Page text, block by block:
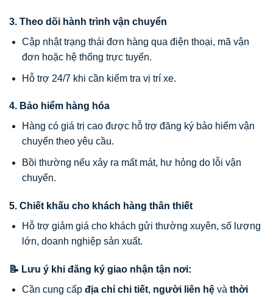
3. Theo dõi hành trình vận chuyển
Cập nhật trạng thái đơn hàng qua điện thoại, mã vận
đơn hoặc hệ thống trực tuyến.
Hỗ trợ 24/7 khi cần kiểm tra vị trí xe.
4. Bảo hiểm hàng hóa
Hàng có giá trị cao được hỗ trợ đăng ký bảo hiểm vận
chuyển theo yêu cầu.
Bồi thường nếu xảy ra mất mát, hư hỏng do lỗi vận
chuyển.
5. Chiết khấu cho khách hàng thân thiết
Hỗ trợ giảm giá cho khách gửi thường xuyên, số lượng
lớn, doanh nghiệp sản xuất.
📝 Lưu ý khi đăng ký giao nhận tận nơi:
Cần cung cấp địa chỉ chi tiết, người liên hệvà thời